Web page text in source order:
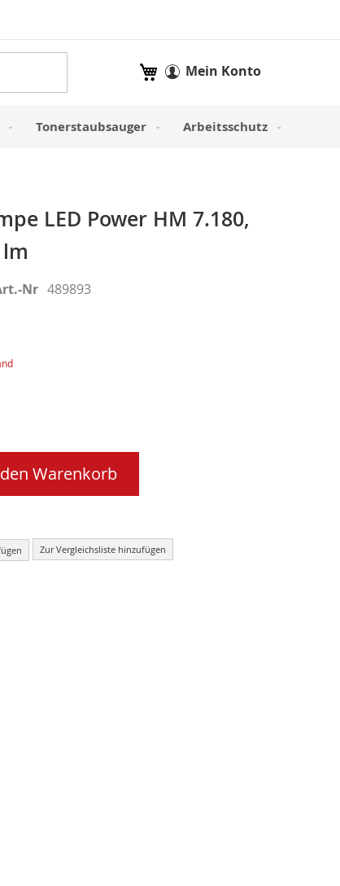
Mein Warenkorb
Mein Konto
Tonerstaubsauger Arbeitsschutz
LED Power HM 7.180,
Nr 489893
Warenkorb
Zur Vergleichsliste hinzufügen